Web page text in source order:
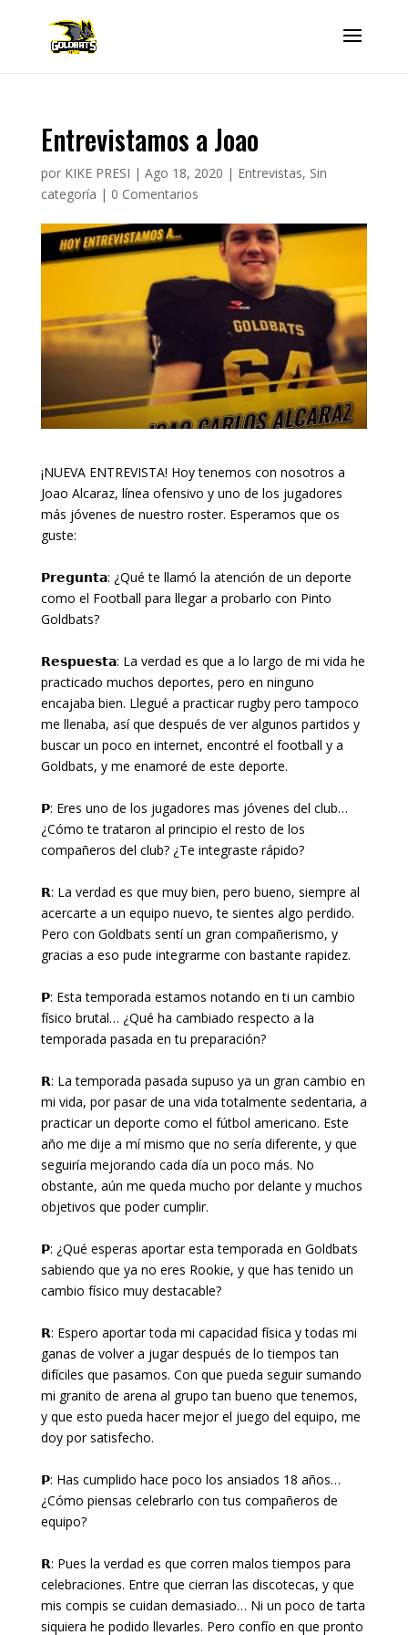
Entrevistamos a Joao
por KIKE PRESI | Ago 18, 2020 | Entrevistas, Sin
categoría | 0 Comentarios
¡NUEVA ENTREVISTA! Hoy tenemos con nosotros a
Joao Alcaraz, línea ofensivo y uno de los jugadores
más jóvenes de nuestro roster. Esperamos que os
guste:
𝗣𝗿𝗲𝗴𝘂𝗻𝘁𝗮: ¿Qué te llamó la atención de un deporte
como el Football para llegar a probarlo con Pinto
Goldbats?
𝗥𝗲𝘀𝗽𝘂𝗲𝘀𝘁𝗮: La verdad es que a lo largo de mi vida he
practicado muchos deportes, pero en ninguno
encajaba bien. Llegué a practicar rugby pero tampoco
me llenaba, así que después de ver algunos partidos y
buscar un poco en internet, encontré el football y a
Goldbats, y me enamoré de este deporte.
𝗣: Eres uno de los jugadores mas jóvenes del club…
¿Cómo te trataron al principio el resto de los
compañeros del club? ¿Te integraste rápido?
𝗥: La verdad es que muy bien, pero bueno, siempre al
acercarte a un equipo nuevo, te sientes algo perdido.
Pero con Goldbats sentí un gran compañerismo, y
gracias a eso pude integrarme con bastante rapidez.
𝗣: Esta temporada estamos notando en ti un cambio
físico brutal… ¿Qué ha cambiado respecto a la
temporada pasada en tu preparación?
𝗥: La temporada pasada supuso ya un gran cambio en
mi vida, por pasar de una vida totalmente sedentaria, a
practicar un deporte como el fútbol americano. Este
año me dije a mí mismo que no sería diferente, y que
seguiría mejorando cada día un poco más. No
obstante, aún me queda mucho por delante y muchos
objetivos que poder cumplir.
𝗣: ¿Qué esperas aportar esta temporada en Goldbats
sabiendo que ya no eres Rookie, y que has tenido un
cambio físico muy destacable?
𝗥: Espero aportar toda mi capacidad física y todas mi
ganas de volver a jugar después de lo tiempos tan
difíciles que pasamos. Con que pueda seguir sumando
mi granito de arena al grupo tan bueno que tenemos,
y que esto pueda hacer mejor el juego del equipo, me
doy por satisfecho.
𝗣: Has cumplido hace poco los ansiados 18 años…
¿Cómo piensas celebrarlo con tus compañeros de
equipo?
𝗥: Pues la verdad es que corren malos tiempos para
celebraciones. Entre que cierran las discotecas, y que
mis compis se cuidan demasiado… Ni un poco de tarta
siquiera he podido llevarles. Pero confío en que pronto